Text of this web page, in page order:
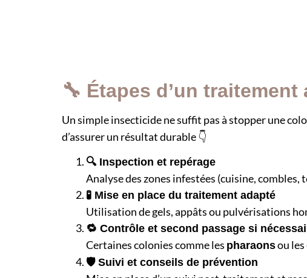
🔧 Étapes d’un
Un simple insecticide ne suffit pas à stopper une
d’assurer un résultat durable 👇
🔍 Inspection et repérage
Analyse des zones infestées (cuisine,
🧪 Mise en place du traitement adapté
Utilisation de gels, appâts ou pulvérisations
🔁 Contrôle et second passage si
Certaines colonies comme les pharaonsou les
🛡️ Suivi et conseils de prévention